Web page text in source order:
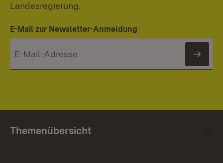
Landesregierung.
E-Mail zur Newsletter-Anmeldung
Themenübersicht